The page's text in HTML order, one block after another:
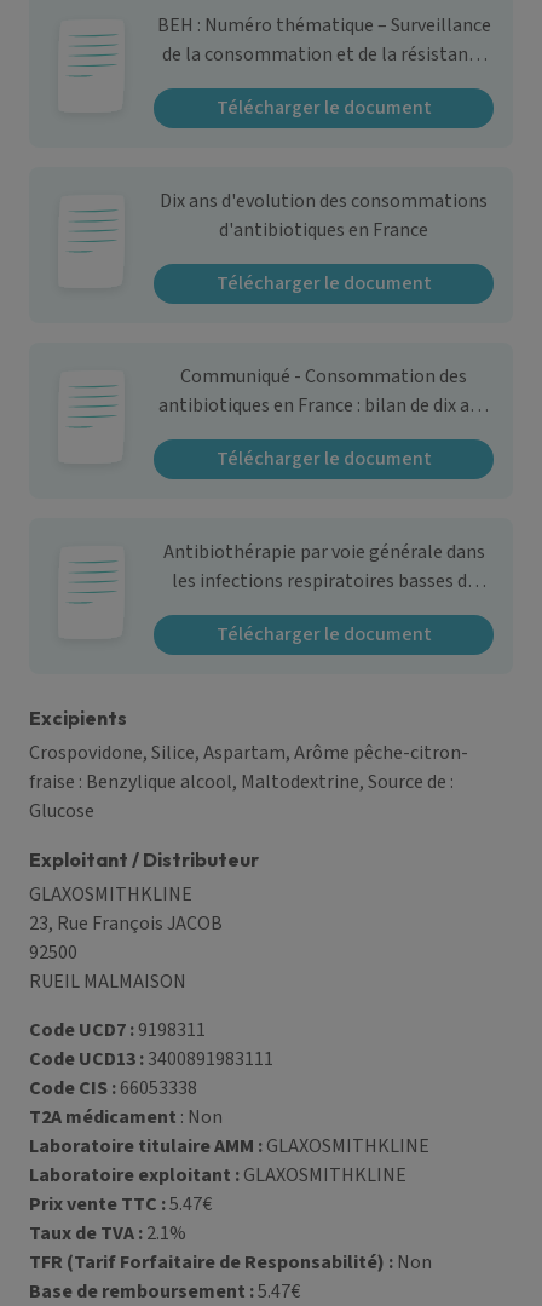
BEH : Numéro thématique – Surveillance
de la consommation et de la résistance
aux antibiotiques
Télécharger le document
Dix ans d'evolution des consommations
d'antibiotiques en France
Télécharger le document
Communiqué - Consommation des
antibiotiques en France : bilan de dix ans
d'évolution
Télécharger le document
Antibiothérapie par voie générale dans
les infections respiratoires basses de
l'adulte.
Télécharger le document
Excipients
Crospovidone, Silice, Aspartam, Arôme pêche-citron-
fraise : Benzylique alcool, Maltodextrine, Source de :
Glucose
Exploitant / Distributeur
GLAXOSMITHKLINE
23, Rue François JACOB
92500
RUEIL MALMAISON
Code UCD7 :9198311
Code UCD13 :3400891983111
Code CIS :66053338
T2A médicament : Non
Laboratoire titulaire AMM :GLAXOSMITHKLINE
Laboratoire exploitant :GLAXOSMITHKLINE
Prix vente TTC :5.47€
Taux de TVA :2.1%
TFR (Tarif Forfaitaire de Responsabilité) : Non
Base de remboursement :5.47€